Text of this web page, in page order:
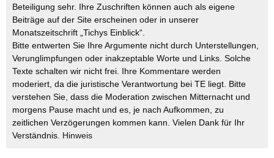
Beteiligung sehr. Ihre Zuschriften können auch als eigene
Beiträge auf der Site erscheinen oder in unserer
Monatszeitschrift „Tichys Einblick“.
Bitte entwerten Sie Ihre Argumente nicht durch Unterstellungen,
Verunglimpfungen oder inakzeptable Worte und Links. Solche
Texte schalten wir nicht frei. Ihre Kommentare werden
moderiert, da die juristische Verantwortung bei TE liegt. Bitte
verstehen Sie, dass die Moderation zwischen Mitternacht und
morgens Pause macht und es, je nach Aufkommen, zu
zeitlichen Verzögerungen kommen kann. Vielen Dank für Ihr
Verständnis. Hinweis